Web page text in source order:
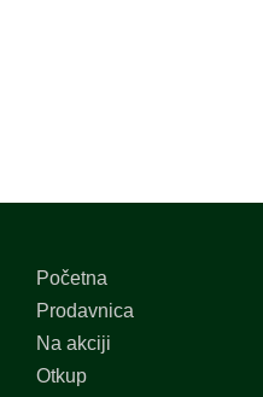
Početna
Prodavnica
Na akciji
Otkup